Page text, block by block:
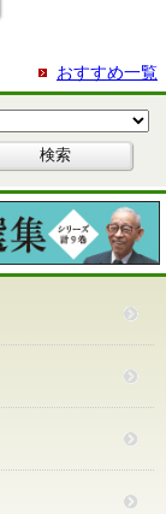
おすすめ一覧